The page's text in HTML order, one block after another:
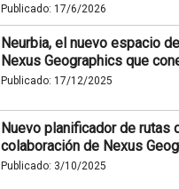
Publicado: 17/6/2026
Neurbia, el nuevo espacio
Nexus Geographics que
Publicado: 17/12/2025
Nuevo planificador de rutas
colaboración de Nexus
Publicado: 3/10/2025